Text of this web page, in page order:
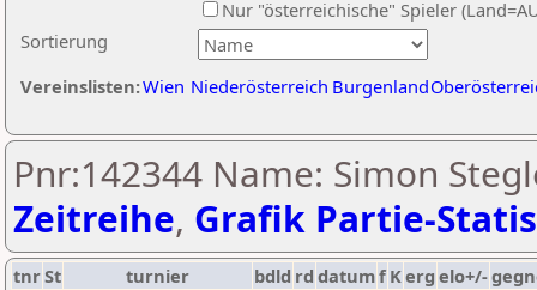
Sortierung
Nur "österreichische" Spieler
Vereinslisten:Wien Niederösterreich Burgenland
Pnr:142344 Name: Simon
Zeitreihe, Grafik Partie-
tnrSt turnier bdld rd datumf Kerg elo+/-